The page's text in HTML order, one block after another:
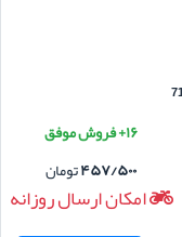
۱۶+ فروش موفق
۴۵۷/۵۰۰تومان
امکان ارسال روزانه